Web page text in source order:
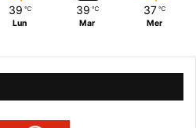
39 ℃
Lun
39 ℃
Mar
37 ℃
Mer